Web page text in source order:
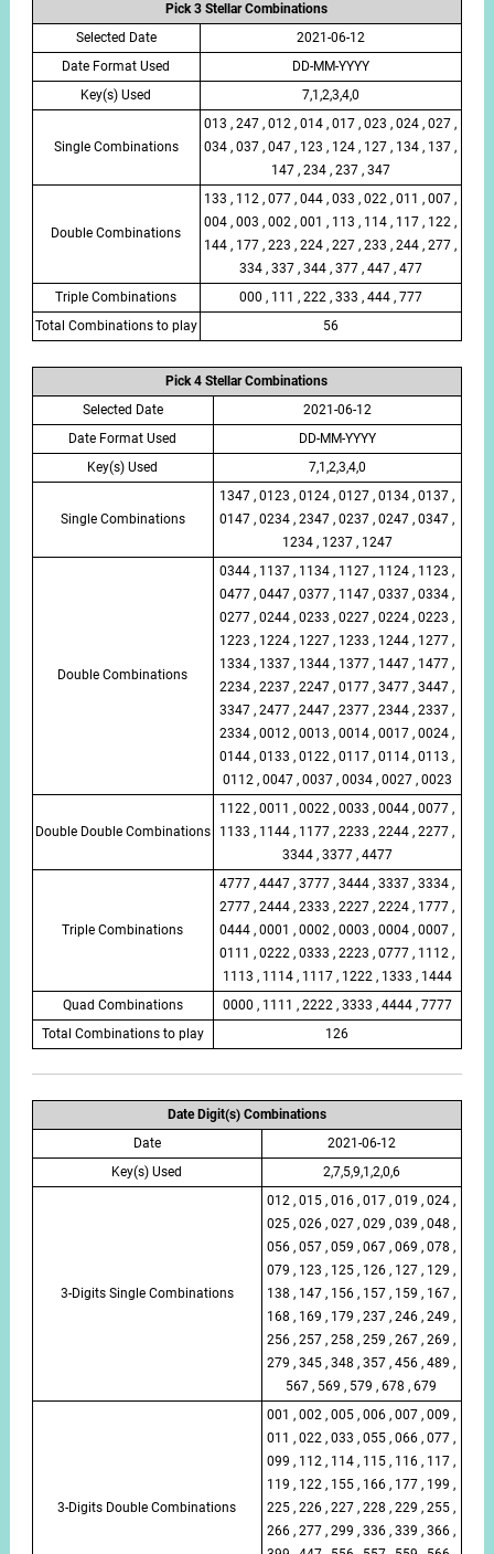
Pick 3 Stellar Combinations
Selected Date
2021-06-12
Date Format Used
DD-MM-YYYY
Key(s) Used
7,1,2,3,4,0
Single Combinations
013 , 247 , 012 , 014 , 017 , 023 , 024 , 027 ,
034 , 037 , 047 , 123 , 124 , 127 , 134 , 137 ,
147 , 234 , 237 , 347
Double Combinations
133 , 112 , 077 , 044 , 033 , 022 , 011 , 007 ,
004 , 003 , 002 , 001 , 113 , 114 , 117 , 122 ,
144 , 177 , 223 , 224 , 227 , 233 , 244 , 277 ,
334 , 337 , 344 , 377 , 447 , 477
Triple Combinations
000 , 111 , 222 , 333 , 444 , 777
Total Combinations to play
56
Pick 4 Stellar Combinations
Selected Date
2021-06-12
Date Format Used
DD-MM-YYYY
Key(s) Used
7,1,2,3,4,0
Single Combinations
1347 , 0123 , 0124 , 0127 , 0134 , 0137 ,
0147 , 0234 , 2347 , 0237 , 0247 , 0347 ,
1234 , 1237 , 1247
Double Combinations
0344 , 1137 , 1134 , 1127 , 1124 , 1123 ,
0477 , 0447 , 0377 , 1147 , 0337 , 0334 ,
0277 , 0244 , 0233 , 0227 , 0224 , 0223 ,
1223 , 1224 , 1227 , 1233 , 1244 , 1277 ,
1334 , 1337 , 1344 , 1377 , 1447 , 1477 ,
2234 , 2237 , 2247 , 0177 , 3477 , 3447 ,
3347 , 2477 , 2447 , 2377 , 2344 , 2337 ,
2334 , 0012 , 0013 , 0014 , 0017 , 0024 ,
0144 , 0133 , 0122 , 0117 , 0114 , 0113 ,
0112 , 0047 , 0037 , 0034 , 0027 , 0023
Double Double Combinations
1122 , 0011 , 0022 , 0033 , 0044 , 0077 ,
1133 , 1144 , 1177 , 2233 , 2244 , 2277 ,
3344 , 3377 , 4477
Triple Combinations
4777 , 4447 , 3777 , 3444 , 3337 , 3334 ,
2777 , 2444 , 2333 , 2227 , 2224 , 1777 ,
0444 , 0001 , 0002 , 0003 , 0004 , 0007 ,
0111 , 0222 , 0333 , 2223 , 0777 , 1112 ,
1113 , 1114 , 1117 , 1222 , 1333 , 1444
Quad Combinations
0000 , 1111 , 2222 , 3333 , 4444 , 7777
Total Combinations to play
126
Date Digit(s) Combinations
Date
2021-06-12
Key(s) Used
2,7,5,9,1,2,0,6
3-Digits Single Combinations
012 , 015 , 016 , 017 , 019 , 024 ,
025 , 026 , 027 , 029 , 039 , 048 ,
056 , 057 , 059 , 067 , 069 , 078 ,
079 , 123 , 125 , 126 , 127 , 129 ,
138 , 147 , 156 , 157 , 159 , 167 ,
168 , 169 , 179 , 237 , 246 , 249 ,
256 , 257 , 258 , 259 , 267 , 269 ,
279 , 345 , 348 , 357 , 456 , 489 ,
567 , 569 , 579 , 678 , 679
3-Digits Double Combinations
001 , 002 , 005 , 006 , 007 , 009 ,
011 , 022 , 033 , 055 , 066 , 077 ,
099 , 112 , 114 , 115 , 116 , 117 ,
119 , 122 , 155 , 166 , 177 , 199 ,
225 , 226 , 227 , 228 , 229 , 255 ,
266 , 277 , 299 , 336 , 339 , 366 ,